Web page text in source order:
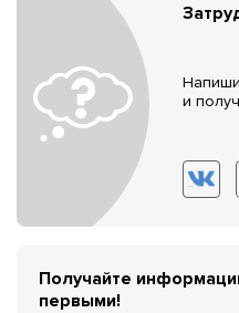
и
Получайте
первыми!